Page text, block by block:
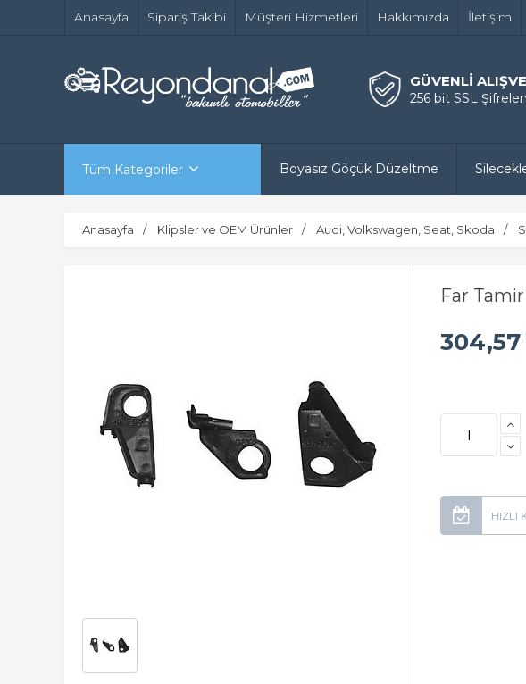
Anasayfa Sipariş Takibi Müşteri Hizmetleri Hakkımızda İletişim
GÜVENLİ
256 bit SSL
Tüm Kategoriler Boyasız Göçük Düzeltme
Anasayfa Klipsler ve OEM Ürünler Audi, Volkswagen, Seat, Skoda
Far
304,57